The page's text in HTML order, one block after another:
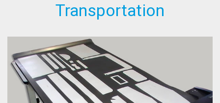
Transportation